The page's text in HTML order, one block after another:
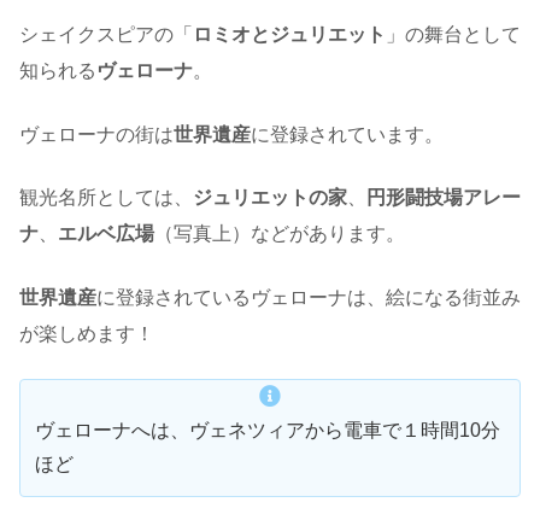
シェイクスピアの「 ロミオとジュリエット 」の舞台として
知られる ヴェローナ。
ヴェローナの街は世界遺産に登録されています。
観光名所としては、 ジュリエットの家
円形闘技場アレー
ナ
エルベ広場 （写真上）などがあります。
世界遺産に登録されているヴェローナは、絵になる街並み
が楽しめます！
ヴェローナへは、ヴェネツィアから電車で１時間10分
ほど